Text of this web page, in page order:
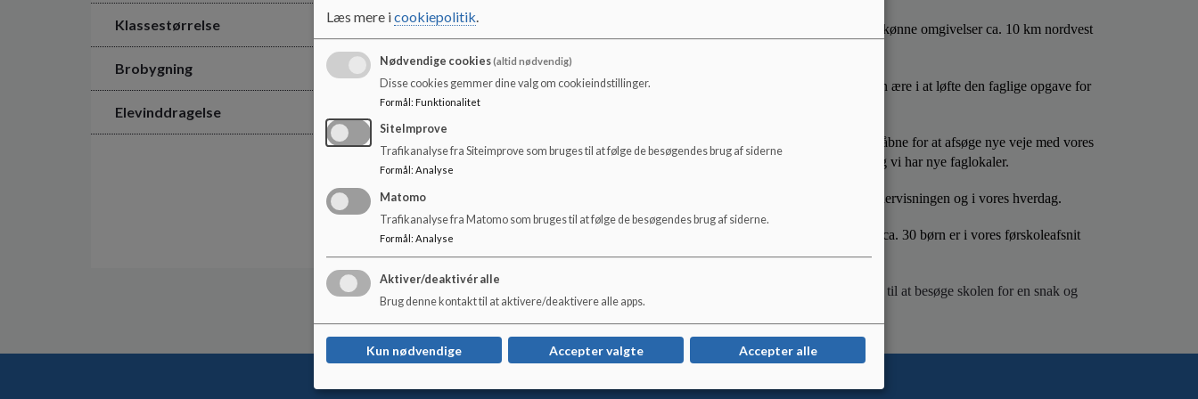
Klassestørrelse
Brobygning
Elevinddragelse
Kildeskolen er din
lokale folkeskole, som ligger i landsbyen Gyrstinge i naturskønne omgivelser ca. 10 km nordvest
Kildeskolen har et trygt og rummeligt miljø, er lille og overskuelig. Vi sætter en ære i at løfte den faglige opgave for
alle elever, hvilket vi gør med positive resultater.
Vores skole består af en ældre bygning fra 1940 og to pavilloner. Vi er meget åbne for at afsøge nye veje med vores
didaktik og pædagogik. Vores undervisningslokaler er lyse og velindrettede, og vi har nye faglokaler.
Vi fokuserer på at skabe en hverdag med faste strukturer og stor variation i undervisningen og i vores hverdag.
Vi har omkring 130 børn i alderen 3 - 12 år. Ca. 100 børn går i skoledelen, og ca. 30 børn er i vores førskoleafsnit
Kildeskolens Børnehave.
Hvis du er interesseret i at høre mere om Kildeskolen, er du meget velkommen til at besøge skolen for en snak og
en rundvisning.
Læs mere icookiepolitik.
Nødvendige cookies(altid nødvendig)
Disse cookies gemmer dine valg om cookieindstillinger.
Formål: Funktionalitet
SiteImprove
Trafikanalyse fra Siteimprove som bruges til at følge de besøgendes brug af siderne
Formål : Analyse
Matomo
Trafikanalyse fra Matomo som bruges til at følge de besøgendes brug af siderne.
Formål : Analyse
Aktiver/deaktivér alle
Brug denne kontakt til at aktivere/deaktivere alle apps.
Kun nødvendige Accepter valgte Accepter alle